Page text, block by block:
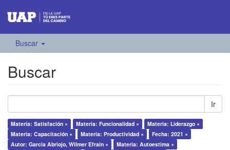
Buscar
Buscar
Ir
Materia: Satisfación × Materia: Funcionalidad ×
Materia: Liderazgo ×
Materia: Capacitación ×
Materia: Productividad ×
Fecha: 2021 ×
Autor: Garcia Abriojo, Wilmer Efrain ×
Materia: Autoestima ×